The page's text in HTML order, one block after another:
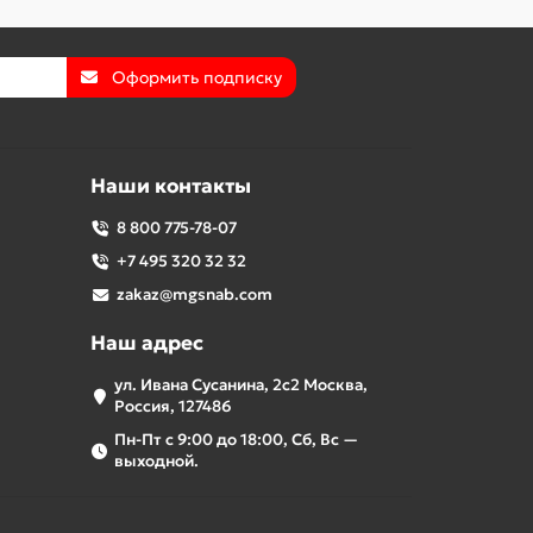
Оформить подписку
Наши контакты
8 800 775-78-07
+7 495 320 32 32
zakaz@mgsnab.com
Наш адрес
ул. Ивана Сусанина, 2с2 Москва,
Россия, 127486
Пн-Пт с 9:00 до 18:00, Сб, Вс —
выходной.